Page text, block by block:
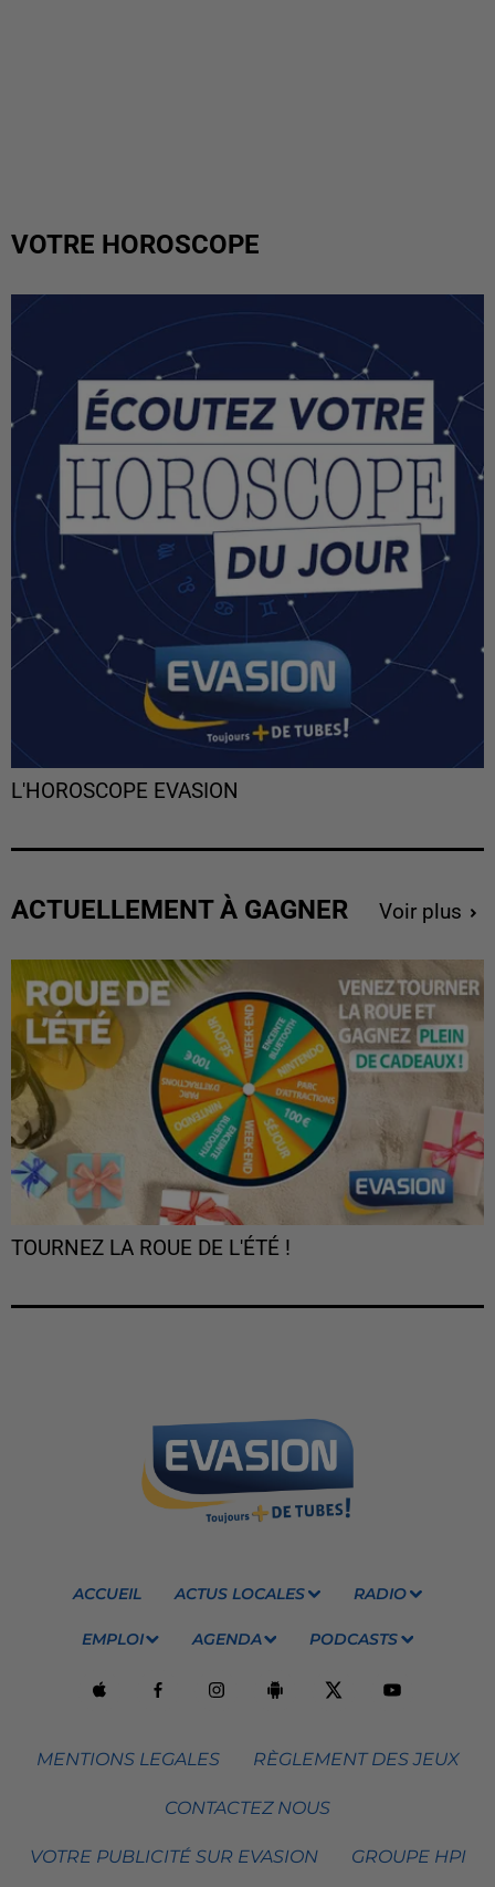
VOTRE HOROSCOPE
L'HOROSCOPE EVASION
ACTUELLEMENT À GAGNER Voir plus
TOURNEZ LA ROUE DE L'ÉTÉ !
ACCUEIL ACTUS LOCALES RADIO
EMPLOI AGENDA PODCASTS
MENTIONS LEGALES RÈGLEMENT DES JEUX
CONTACTEZ NOUS
VOTRE PUBLICITÉ SUR EVASION GROUPE HPI